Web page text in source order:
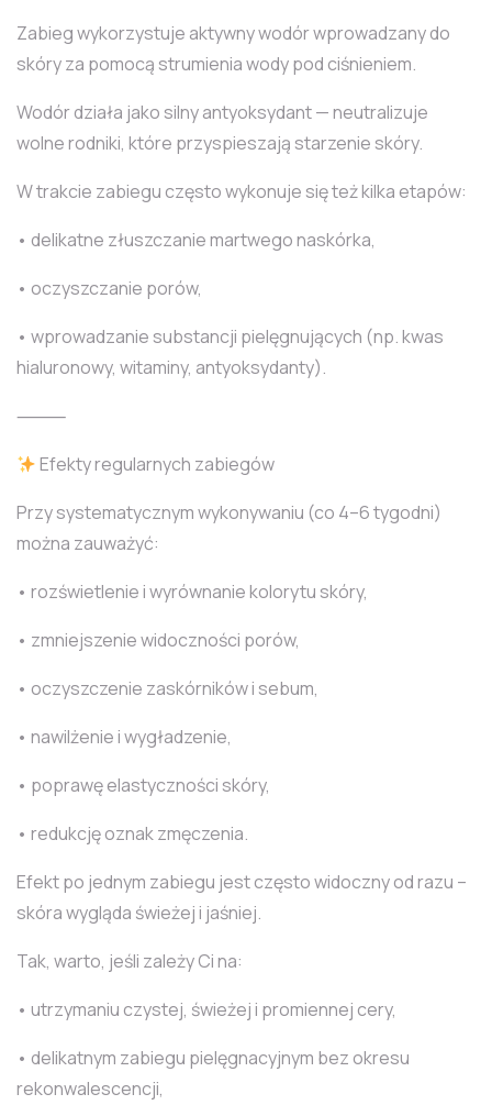
Zabieg wykorzystuje aktywny wodór wprowadzany do
skóry za pomocą strumienia wody pod ciśnieniem.
Wodór działa jako silny antyoksydant — neutralizuje
wolne rodniki, które przyspieszają starzenie skóry.
W trakcie zabiegu często wykonuje się też kilka etapów:
• delikatne złuszczanie martwego naskórka,
• oczyszczanie porów,
• wprowadzanie substancji pielęgnujących (np. kwas
hialuronowy, witaminy, antyoksydanty).
⸻
Efekty regularnych zabiegów
Przy systematycznym wykonywaniu (co 4–6 tygodni)
można zauważyć:
• rozświetlenie i wyrównanie kolorytu skóry,
• zmniejszenie widoczności porów,
• oczyszczenie zaskórników i sebum,
• nawilżenie i wygładzenie,
• poprawę elastyczności skóry,
• redukcję oznak zmęczenia.
Efekt po jednym zabiegu jest często widoczny od razu –
skóra wygląda świeżej i jaśniej.
Tak, warto, jeśli zależy Ci na:
• utrzymaniu czystej, świeżej i promiennej cery,
• delikatnym zabiegu pielęgnacyjnym bez okresu
rekonwalescencji,